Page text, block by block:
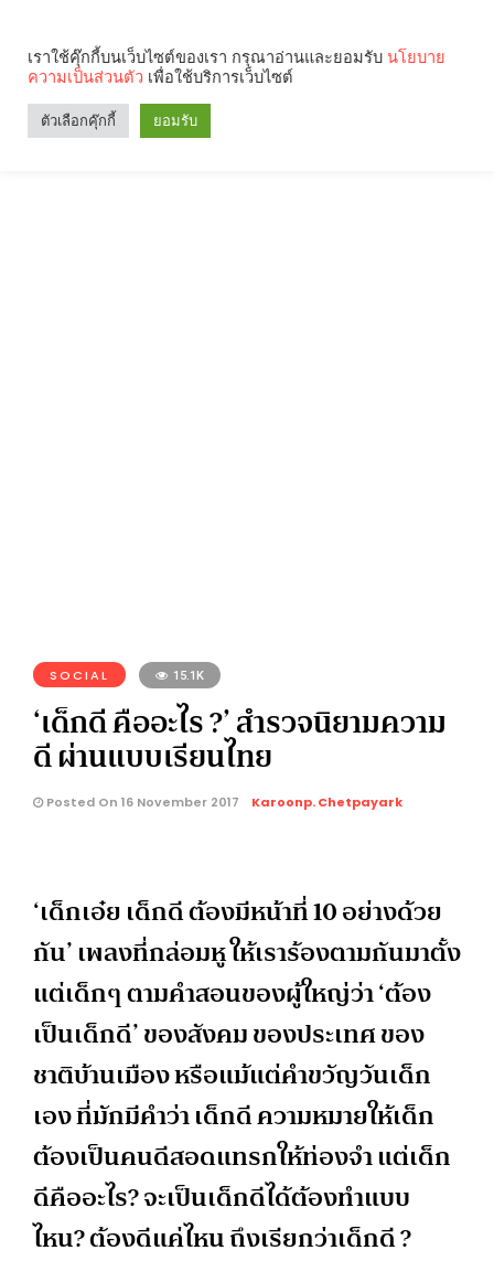
SOCIAL 15.1K
‘เด็กดี คืออะไร ?’ สำรวจนิยามความ
ดี ผ่านแบบเรียนไทย
Posted On 16 November 2017 Karoonp. Chetpayark
‘เด็กเอ๋ย เด็กดี ต้องมีหน้าที่ 10 อย่างด้วย
กัน’ เพลงที่กล่อมหู ให้เราร้องตามกันมาตั้ง
แต่เด็กๆ ตามคำสอนของผู้ใหญ่ว่า ‘ต้อง
เป็นเด็กดี’ ของสังคม ของประเทศ ของ
ชาติบ้านเมือง หรือแม้แต่คำขวัญวันเด็ก
เอง ที่มักมีคำว่า เด็กดี ความหมายให้เด็ก
ต้องเป็นคนดีสอดแทรกให้ท่องจำ แต่เด็ก
ดีคืออะไร? จะเป็นเด็กดีได้ต้องทำแบบ
ไหน? ต้องดีแค่ไหน ถึงเรียกว่าเด็กดี ?
เราใช้คุ๊กกี้บนเว็บไซต์ของเรา กรุณาอ่านและยอมรับ นโยบาย
ความเป็นส่วนตัว เพื่อใช้บริการเว็บไซต์
ตัวเลือกคุ๊กกี้ ยอมรับ